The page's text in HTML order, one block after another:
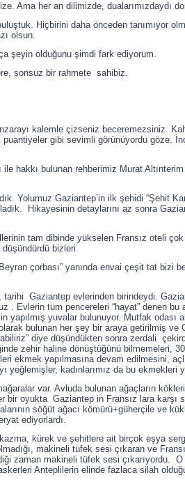
Ama her an dilimizde, dualarımızdaydı
Hiçbirini daha önceden tanımıyor
olsun.
şeyin olduğunu şimdi fark ediyorum.
sonsuz bir rahmete sahibiz.
kalemle çizseniz beceremezsiniz.
gibi sevimli görünüyordu göze.
hakkı bulunan rehberimiz Murat
Yolumuz Gaziantep’in ilk şehidi “Şehit
Hikayesinin detaylarını az sonra
tam dibinde yükselen Fransız oteli çok
bizleri.
çorbası” yanında envai çeşit tat bizi
Gaziantep evlerinden birindeydi.
Evlerin tüm pencereleri “hayat” denen bu
yuvalar bulunuyor. Mutfak
bulunan her şey bir araya getirilmiş ve
diye düşündükten sonra zerdali
zehir haline dönüştüğünü bilmemeleri,
ekmek yapılmasına devam edilmesini,
kadınlarımız da bu ekmekleri
var. Avluda bulunan ağaçların
oyukta Gaziantep in Fransız lara karşı
söğüt ağacı kömürü+güherçile ve
ediyorlardı.
kürek ve şehitlere ait birçok eşya
makineli tüfek sesi çıkaran ve
zaman makineli tüfek sesi çıkarıyordu. O
Anteplilerin elinde fazlaca silah